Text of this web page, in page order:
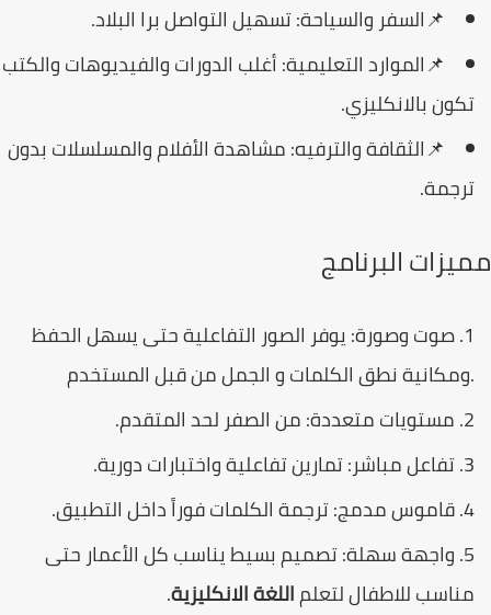
السفر والسياحة:تسهيل التواصل برا البلاد.
الموارد التعليمية:أغلب الدورات والفيديوهات والكتب
بالانكليزي.
الثقافة والترفيه:مشاهدة الأفلام والمسلسلات بدون
البرنامج
صوت وصورة:يوفر الصور التفاعلية حتى يسهل الحفظ
نطق الكلمات و الجمل من قبل المستخدم
مستويات متعددة:من الصفر لحد المتقدم.
تفاعل مباشر:تمارين تفاعلية واختبارات دورية.
قاموس مدمج:ترجمة الكلمات فوراً داخل التطبيق.
واجهة سهلة:تصميم بسيط يناسب كل الأعمار حتى
للاطفال لتعلماللغة الانكليزية.